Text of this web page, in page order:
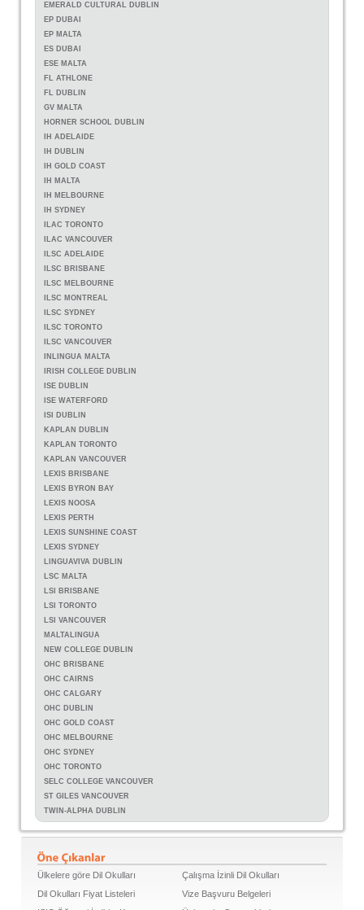
EMERALD CULTURAL DUBLIN
EP DUBAI
EP MALTA
ES DUBAI
ESE MALTA
FL ATHLONE
FL DUBLIN
GV MALTA
HORNER SCHOOL DUBLIN
IH ADELAIDE
IH DUBLIN
IH GOLD COAST
IH MALTA
IH MELBOURNE
IH SYDNEY
ILAC TORONTO
ILAC VANCOUVER
ILSC ADELAIDE
ILSC BRISBANE
ILSC MELBOURNE
ILSC MONTREAL
ILSC SYDNEY
ILSC TORONTO
ILSC VANCOUVER
INLINGUA MALTA
IRISH COLLEGE DUBLIN
ISE DUBLIN
ISE WATERFORD
ISI DUBLIN
KAPLAN DUBLIN
KAPLAN TORONTO
KAPLAN VANCOUVER
LEXIS BRISBANE
LEXIS BYRON BAY
LEXIS NOOSA
LEXIS PERTH
LEXIS SUNSHINE COAST
LEXIS SYDNEY
LINGUAVIVA DUBLIN
LSC MALTA
LSI BRISBANE
LSI TORONTO
LSI VANCOUVER
MALTALINGUA
NEW COLLEGE DUBLIN
OHC BRISBANE
OHC CAIRNS
OHC CALGARY
OHC DUBLIN
OHC GOLD COAST
OHC MELBOURNE
OHC SYDNEY
OHC TORONTO
SELC COLLEGE VANCOUVER
ST GILES VANCOUVER
TWIN-ALPHA DUBLIN
Ülkelere göre Dil Okulları
Çalışma İzinli Dil Okulları
Dil Okulları Fiyat Listeleri
Vize Başvuru Belgeleri